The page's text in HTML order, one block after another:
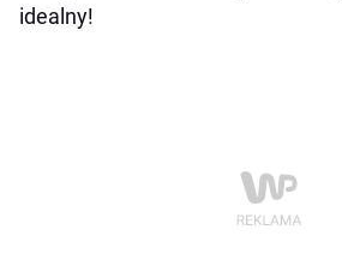
idealny!